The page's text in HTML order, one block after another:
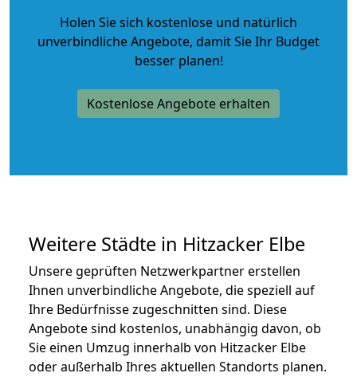
Holen Sie sich kostenlose und natürlich
unverbindliche Angebote, damit Sie Ihr Budget
besser planen!
Kostenlose Angebote erhalten
Weitere Städte in Hitzacker Elbe
Unsere geprüften Netzwerkpartner erstellen
Ihnen unverbindliche Angebote, die speziell auf
Ihre Bedürfnisse zugeschnitten sind. Diese
Angebote sind kostenlos, unabhängig davon, ob
Sie einen Umzug innerhalb von Hitzacker Elbe
oder außerhalb Ihres aktuellen Standorts planen.